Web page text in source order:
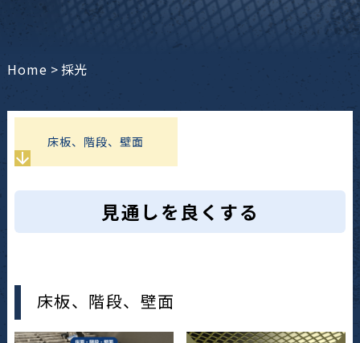
Home >採光
床板、階段、壁面
見通しを良くする
床板、階段、壁面